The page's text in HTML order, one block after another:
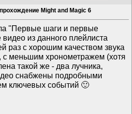
Might and Magic 6
"Первые шаги и первые
из данного плейлиста
раз с хорошим качеством звука
с меньшим хронометражем (хотя
такой же - два лучника,
снабжены подробными
ключевых событий 🙂